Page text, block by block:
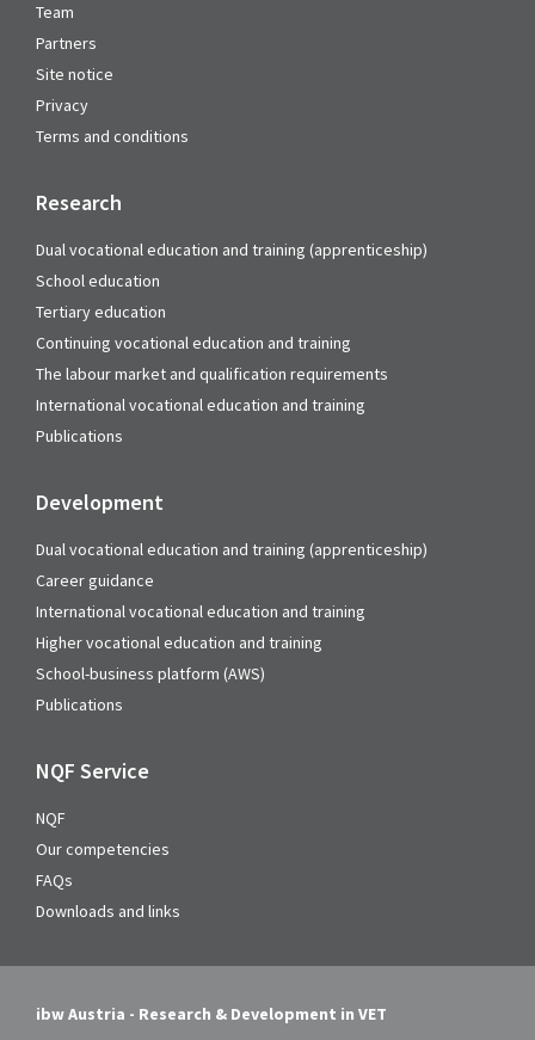
Team
Partners
Site notice
Privacy
Terms and conditions
Research
Dual vocational education and training (apprenticeship)
School education
Tertiary education
Continuing vocational education and training
The labour market and qualification requirements
International vocational education and training
Publications
Development
Dual vocational education and training (apprenticeship)
Career guidance
International vocational education and training
Higher vocational education and training
School-business platform (AWS)
Publications
NQF Service
NQF
Our competencies
FAQs
Downloads and links
ibw Austria - Research & Development in VET